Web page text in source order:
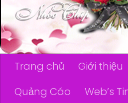
Trang chủ Giới thiệu
Quảng Cáo
Web’s